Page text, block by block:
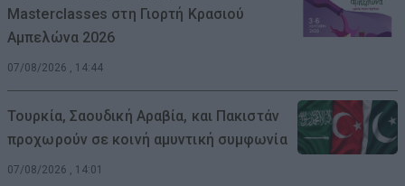
Masterclasses στη Γιορτή Κρασιού
Αμπελώνα 2026
07/08/2026 , 14:44
Τουρκία, Σαουδική Αραβία, και Πακιστάν
προχωρούν σε κοινή αμυντική συμφωνία
07/08/2026 , 14:01